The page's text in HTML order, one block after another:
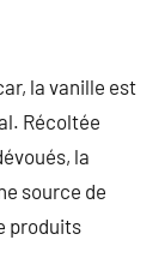
la vanille est
Récoltée
la
source de
produits